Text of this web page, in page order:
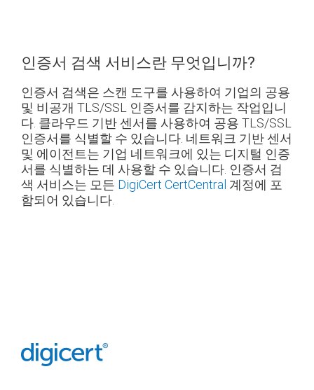
인증서 검색 서비스란 무엇입니까?
인증서 검색은 스캔 도구를 사용하여 기업의 공용
및 비공개 TLS/SSL 인증서를 감지하는 작업입니
다. 클라우드 기반 센서를 사용하여 공용 TLS/SSL
인증서를 식별할 수 있습니다. 네트워크 기반 센서
및 에이전트는 기업 네트워크에 있는 디지털 인증
서를 식별하는 데 사용할 수 있습니다. 인증서 검
색 서비스는 모든 DigiCert CertCentral 계정에 포
함되어 있습니다.